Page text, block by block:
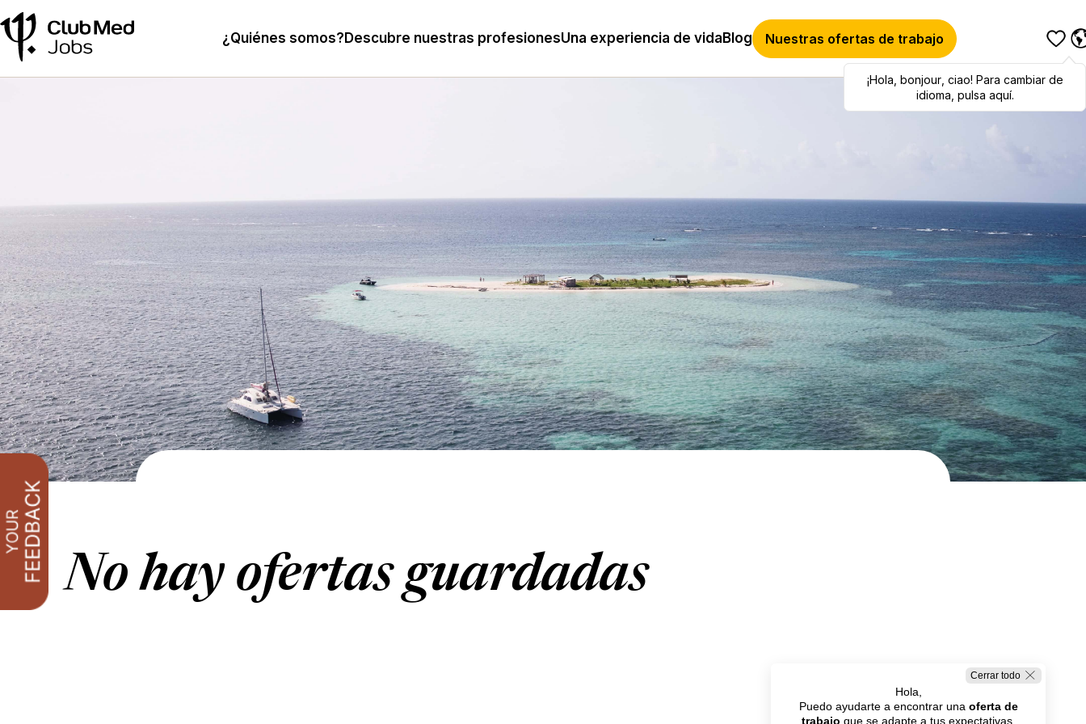
¿Quiénes somos? Descubre nuestras profesionesUna experiencia de vida Blog Nuestras ofertas de trabajo
Hola,bonjour,ciao! To switch
languages, click here!
¡Hola bonjour, ciao! Para cambiar de
idioma, pulsa aquí.
No hay ofertas guardadas
Cerrar todo
Hola,
Puedo ayudarte a encontrar una oferta de
trabajo que se adapte a tus expectativas.